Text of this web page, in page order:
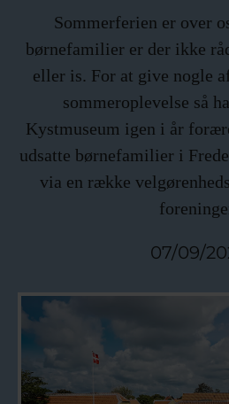
Sommerferien er over
børnefamilier er der ikke
eller is. For at give nogle
sommeroplevelse så
Kystmuseum igen i år
udsatte børnefamilier i
via en række
07/09/